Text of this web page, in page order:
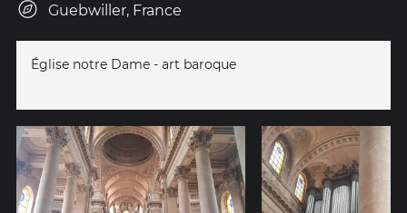
Guebwiller, France
Église notre Dame - art baroque